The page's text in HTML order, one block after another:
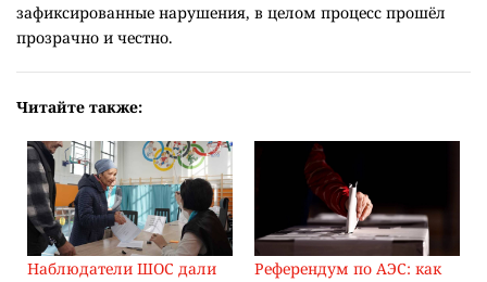
зафиксированные нарушения, в целом процесс прошёл
прозрачно и честно.
Читайте также:
Наблюдатели ШОС дали
Референдум по АЭС: как